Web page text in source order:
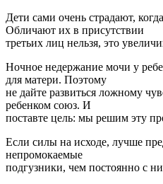
Дети сами очень страдают,
Обличают их в присутствии
третьих лиц нельзя, это
Hочное недержание мочи у
для матери. Поэтому
не дайте развиться ложному
ребенком союз. И
поставте цель: мы решим эту
Если силы на исходе, лучше
непромокаемые
подгузники, чем постоянно с